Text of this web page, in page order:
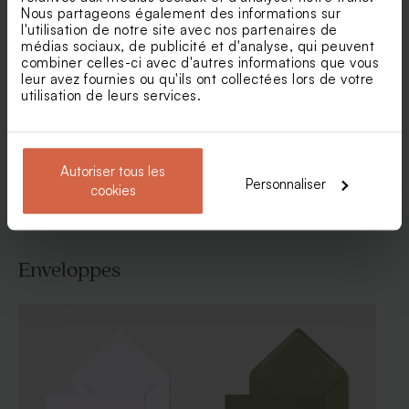
Nous partageons également des informations sur
l'utilisation de notre site avec nos partenaires de
médias sociaux, de publicité et d'analyse, qui peuvent
combiner celles-ci avec d'autres informations que vous
leur avez fournies ou qu'ils ont collectées lors de votre
utilisation de leurs services.
Autoriser tous les
cookies
Personnaliser
Faire part baptême plexi et
jolies fleurs
Faire part baptême pampa
magique
Voir toute la collection Faire-part baptême
Enveloppes